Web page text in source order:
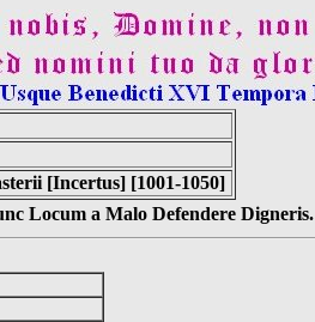
[Incertus] [1001-1050]
Locum a Malo Defendere Digneris.